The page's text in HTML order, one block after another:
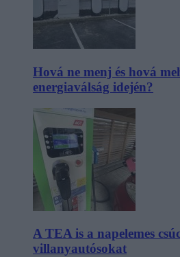
Hová ne menj és hová
energiaválság idején?
A TEA is a napelemes
villanyautósokat